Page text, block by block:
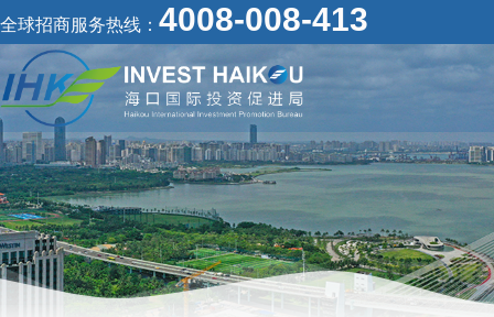
全球招商服务热线： 4008-008-413